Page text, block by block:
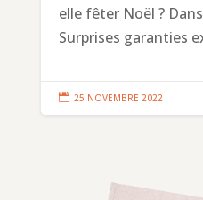
elle fêter Noël ?
Surprises garanties
 25 NOVEMBRE 2022